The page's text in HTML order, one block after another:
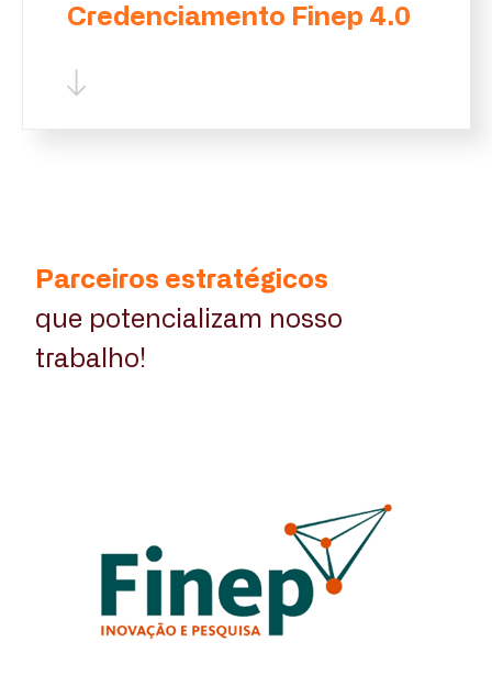
Credenciamento Finep 4.0
Parceiros estratégicos
que potencializam nosso
trabalho!